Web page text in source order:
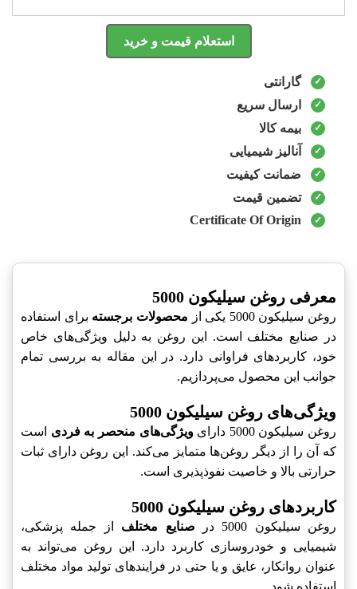
استعلام قیمت و خرید
گارانتی
ارسال سریع
بیمه کالا
آنالیز شیمیایی
ضمانت کیفیت
تضمین قیمت
Certificate Of Origin
معرفی روغن سیلیکون 5000
روغن سیلیکون 5000 یکی از محصولات برجسته برای استفاده
در صنایع مختلف است. این روغن به دلیل ویژگی‌های خاص
خود، کاربردهای فراوانی دارد. در این مقاله به بررسی تمام
جوانب این محصول می‌پردازیم.
ویژگی‌های روغن سیلیکون 5000
روغن سیلیکون 5000 دارای ویژگی‌های منحصر به فردی است
که آن را از دیگر روغن‌ها متمایز می‌کند. این روغن دارای ثبات
حرارتی بالا و خاصیت نفوذپذیری است.
کاربردهای روغن سیلیکون 5000
روغن سیلیکون 5000 در صنایع مختلف از جمله پزشکی،
شیمیایی و خودروسازی کاربرد دارد. این روغن می‌تواند به
عنوان روانکار، عایق و یا حتی در فرایندهای تولید مواد مختلف